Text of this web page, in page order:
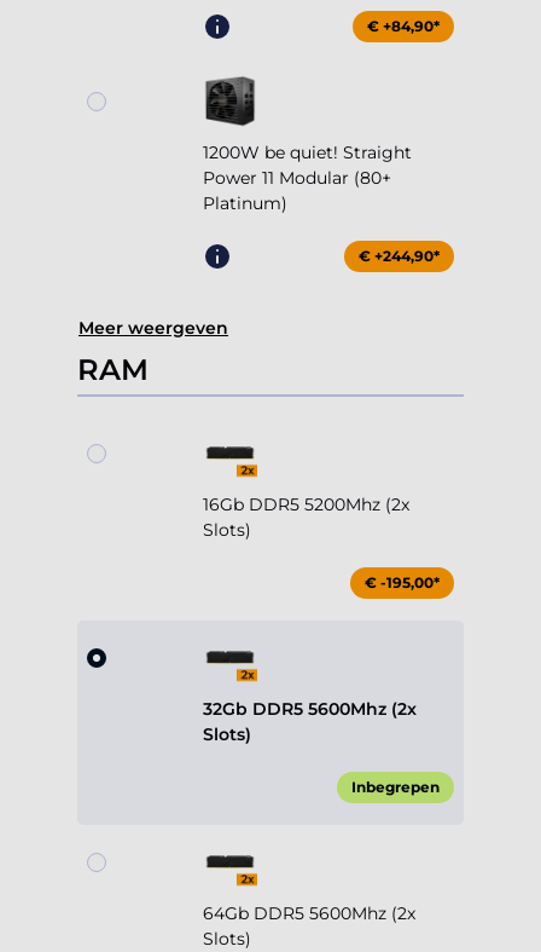
€ +84,90*
1200W be quiet! Straight
Power 11 Modular (80+
Platinum)
€ +244,90*
Meer weergeven
RAM
16Gb DDR5 5200Mhz (2x
Slots)
€ -195,00*
32Gb DDR5 5600Mhz (2x
Slots)
Inbegrepen
64Gb DDR5 5600Mhz (2x
Slots)